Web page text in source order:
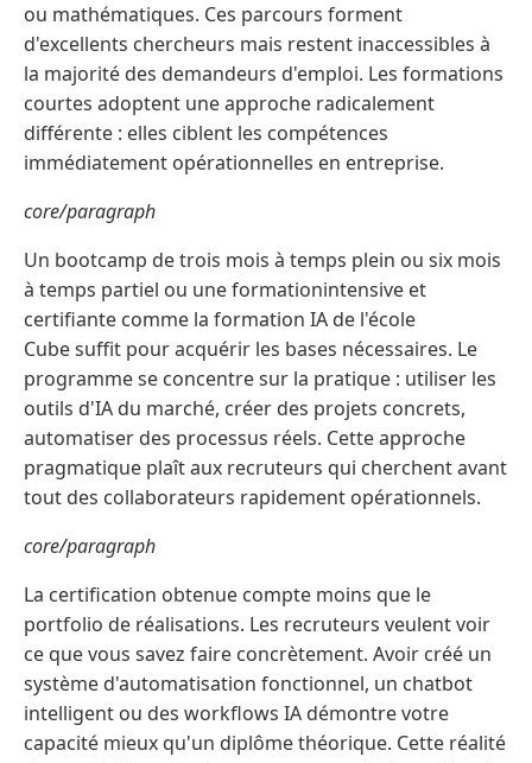
ou mathématiques. Ces parcours forment
d'excellents chercheurs mais restent inaccessibles à
la majorité des demandeurs d'emploi. Les formations
courtes adoptent une approche radicalement
différente : elles ciblent les compétences
immédiatement opérationnelles en entreprise.
core/paragraph
Un bootcamp de trois mois à temps plein ou six mois
à temps partiel ou une formationintensive et
certifiante comme la formation IA de l'école
Cube suffit pour acquérir les bases nécessaires. Le
programme se concentre sur la pratique : utiliser les
outils d'IA du marché, créer des projets concrets,
automatiser des processus réels. Cette approche
pragmatique plaît aux recruteurs qui cherchent avant
tout des collaborateurs rapidement opérationnels.
core/paragraph
La certification obtenue compte moins que le
portfolio de réalisations. Les recruteurs veulent voir
ce que vous savez faire concrètement. Avoir créé un
système d'automatisation fonctionnel, un chatbot
intelligent ou des workflows IA démontre votre
capacité mieux qu'un diplôme théorique. Cette réalité